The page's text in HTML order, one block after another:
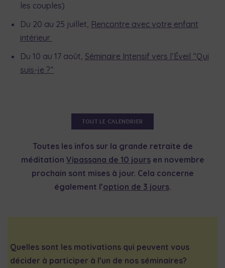
les couples)
Du 20 au 25 juillet, Rencontre avec votre enfant
intérieur
Du 10 au 17 août, Séminaire Intensif vers l’Éveil “Qui
suis-je ?”
TOUT LE CALENDRIER
Toutes les infos sur la grande retraite de
méditation Vipassana de 10 joursen novembre
prochain sont mises à jour. Cela concerne
également l’option de 3 jours.
Quelles sont les motivations qui peuvent vous
décider à participer à l’un de nos séminaires?